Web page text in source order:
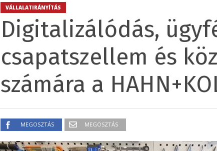
VÁLLALATIRÁNYÍTÁS
Digitalizálódás,
csapatszellem és
számára a
MEGOSZTÁS MEGOSZTÁS